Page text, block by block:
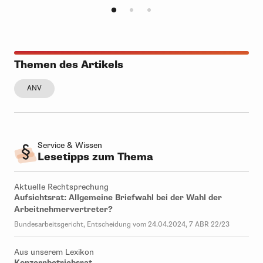
Themen des Artikels
ANV
Service & Wissen
Lesetipps zum Thema
Aktuelle Rechtsprechung
Aufsichtsrat: Allgemeine Briefwahl bei der Wahl der
Arbeitnehmervertreter?
Bundesarbeitsgericht, Entscheidung vom 24.04.2024, 7 ABR 22/23
Aus unserem Lexikon